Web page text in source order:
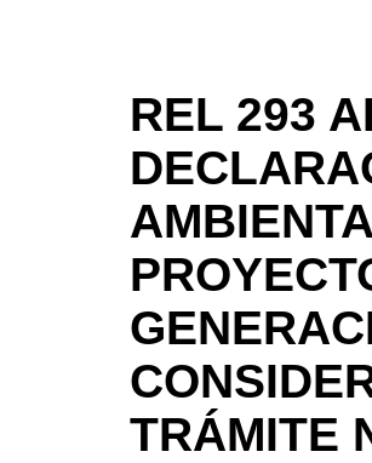
REL 293
TRÁMITE